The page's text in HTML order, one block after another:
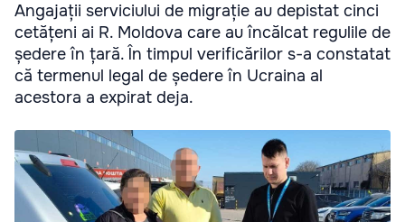
Angajații serviciului de migrație au depistat cinci
cetățeni ai R. Moldova care au încălcat regulile de
ședere în țară. În timpul verificărilor s-a constatat
că termenul legal de ședere în Ucraina al
acestora a expirat deja.